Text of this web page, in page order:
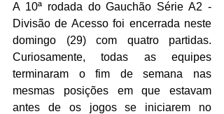
A 10ª rodada do Gauchão Série A2 -
Divisão de Acesso foi encerrada neste
domingo (29) com quatro partidas.
Curiosamente, todas as equipes
terminaram o fim de semana nas
mesmas posições em que estavam
antes de os jogos se iniciarem no